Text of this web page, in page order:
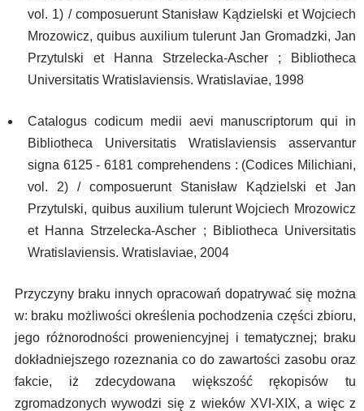
vol. 1) / composuerunt Stanisław Kądzielski et Wojciech
Mrozowicz, quibus auxilium tulerunt Jan Gromadzki, Jan
Przytulski et Hanna Strzelecka-Ascher ; Bibliotheca
Universitatis Wratislaviensis. Wratislaviae, 1998
Catalogus codicum medii aevi manuscriptorum qui in
Bibliotheca Universitatis Wratislaviensis asservantur
signa 6125 - 6181 comprehendens : (Codices Milichiani,
vol. 2) / composuerunt Stanisław Kądzielski et Jan
Przytulski, quibus auxilium tulerunt Wojciech Mrozowicz
et Hanna Strzelecka-Ascher ; Bibliotheca Universitatis
Wratislaviensis. Wratislaviae, 2004
Przyczyny braku innych opracowań dopatrywać się można
w: braku możliwości określenia pochodzenia części zbioru,
jego różnorodności proweniencyjnej i tematycznej; braku
dokładniejszego rozeznania co do zawartości zasobu oraz
fakcie, iż zdecydowana większość rękopisów tu
zgromadzonych wywodzi się z wieków XVI-XIX, a więc z